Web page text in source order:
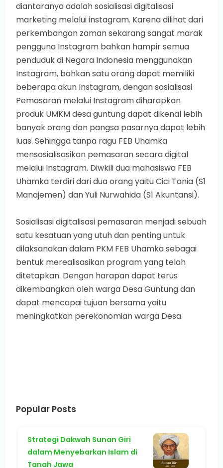
diantaranya adalah sosialisasi digitalisasi
marketing melalui instagram. Karena dilihat dari
perkembangan zaman sekarang sangat marak
pengguna Instagram bahkan hampir semua
penduduk di Negara Indonesia menggunakan
Instagram, bahkan satu orang dapat memiliki
beberapa akun Instagram, dengan sosialisasi
Pemasaran melalui Instagram diharapkan
produk UMKM desa guntung dapat dikenal lebih
banyak orang dan pangsa pasarnya dapat lebih
luas. Sehingga tanpa ragu FEB Uhamka
mensosialisasikan pemasaran secara digital
melalui Instagram. Diwkili dua mahasiswa FEB
Uhamka terdiri dari dua orang yaitu Cici Tania (S1
Manajemen) dan Yuli Nurwahida (S1 Akuntansi).
Sosialisasi digitalisasi pemasaran menjadi sebuah
satu kesatuan yang utuh dan penting untuk
dilaksanakan dalam PKM FEB Uhamka sebagai
bentuk merealisasikan program yang telah
ditetapkan. Dengan harapan dapat terus
dikembangkan oleh warga Desa Guntung dan
dapat mencapai tujuan bersama yaitu
meningkatkan perekonomian warga Desa.
Popular Posts
Strategi Dakwah Sunan Giri
dalam Menyebarkan Islam di
Tanah Jawa